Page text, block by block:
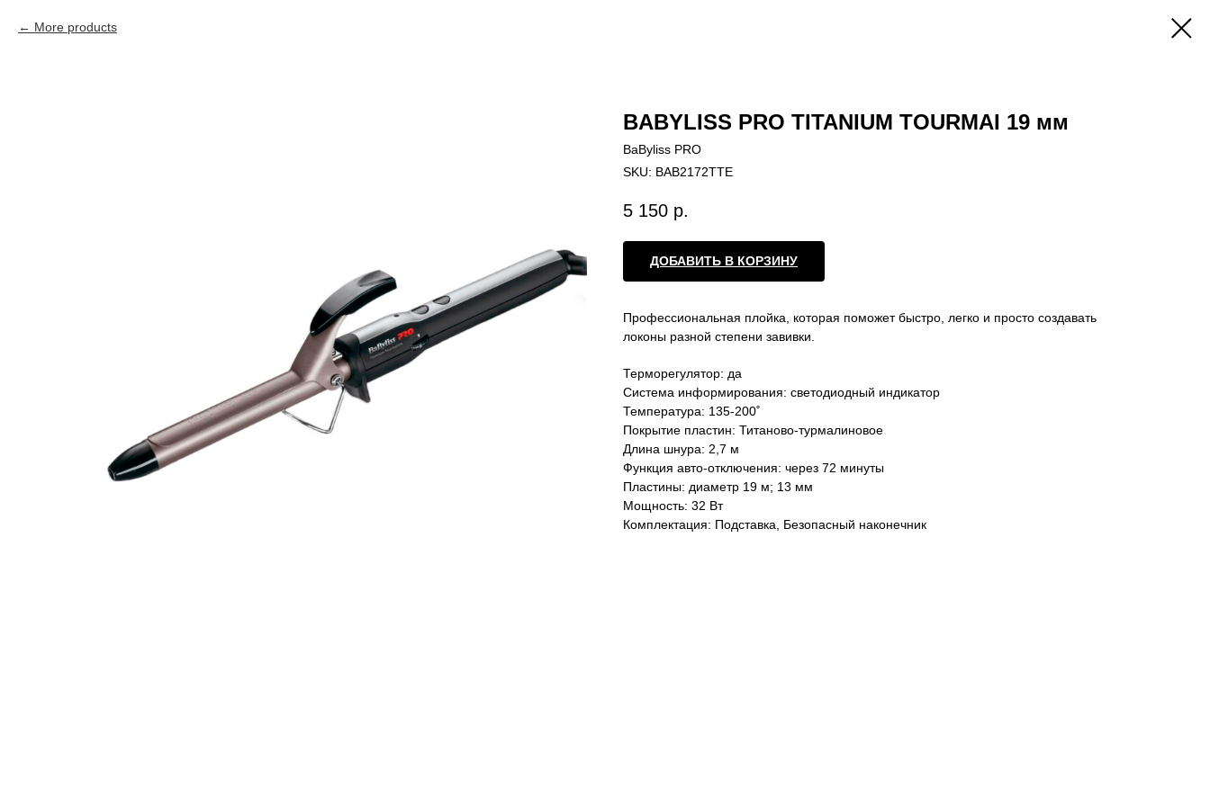
More products
BABYLISS PRO TITANIUM TOURMAI 19 мм
BaByliss PRO
SKU: BAB2172TTE
5 150 р.
ДОБАВИТЬ В КОРЗИНУ
Профессиональная плойка, которая поможет быстро, легко и просто создавать
локоны разной степени завивки.
Терморегулятор: да
Система информирования: светодиодный индикатор
Температура: 135-200˚
Покрытие пластин: Титаново-турмалиновое
Длина шнура: 2,7 м
Функция авто-отключения: через 72 минуты
Пластины: диаметр 19 м; 13 мм
Мощность: 32 Вт
Комплектация: Подставка, Безопасный наконечник